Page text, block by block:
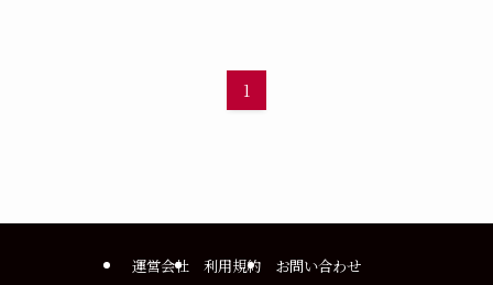
1
運営会社 利用規約 お問い合わせ